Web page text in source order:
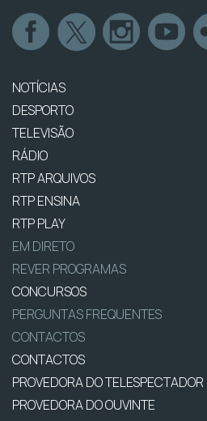
NOTÍCIAS
DESPORTO
TELEVISÃO
RÁDIO
RTP ARQUIVOS
RTP ENSINA
RTP PLAY
EM DIRETO
REVER PROGRAMAS
CONCURSOS
PERGUNTAS FREQUENTES
CONTACTOS
CONTACTOS
PROVEDORA DO TELESPECTADOR
PROVEDORA DO OUVINTE